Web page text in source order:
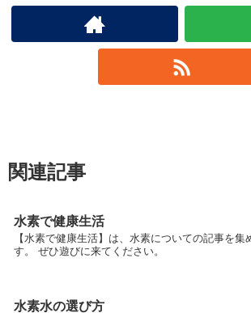
関連記事
水素で健康生活
【水素で健康生活】は、水素についての記事を
す。 ぜひ遊びに来てください。
水素水の選び方